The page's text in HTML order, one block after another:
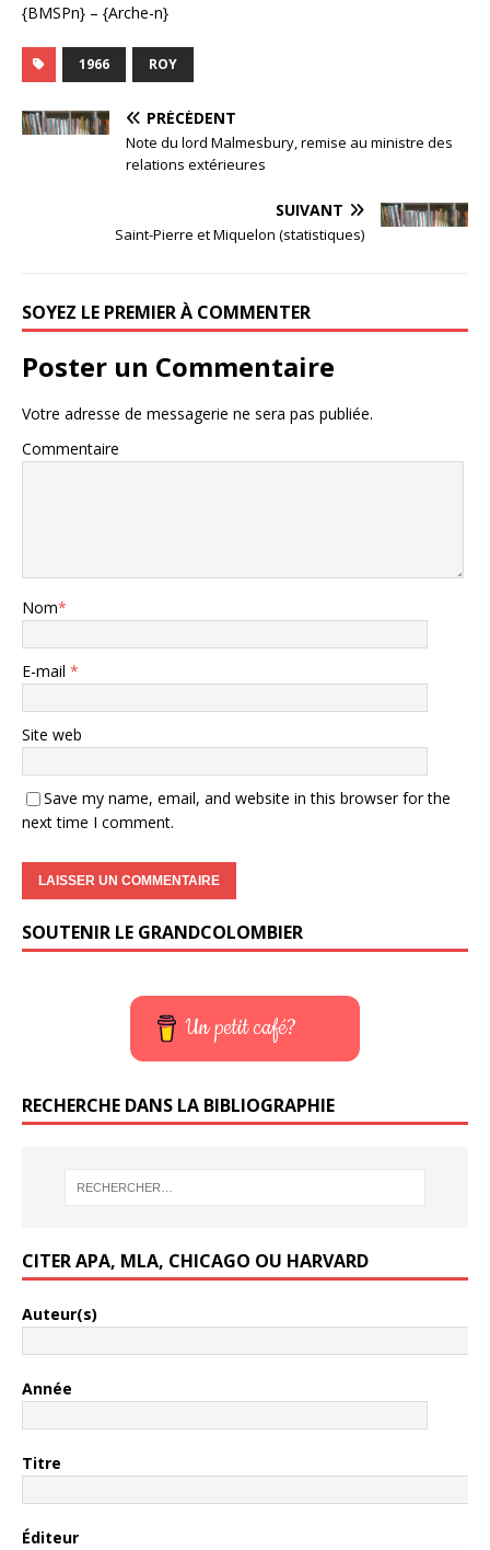
{BMSPn} – {Arche-n}
1966 ROY
PRÉCÉDENT
Note du lord Malmesbury, remise au ministre des
relations extérieures
SUIVANT
Saint-Pierre et Miquelon (statistiques)
SOYEZ LE PREMIER À COMMENTER
Poster un Commentaire
Votre adresse de messagerie ne sera pas publiée.
Commentaire
Nom*
E-mail *
Site web
Save my name, email, and website in this browser for the
next time I comment.
SOUTENIR LE GRANDCOLOMBIER
Un petit café?
RECHERCHE DANS LA BIBLIOGRAPHIE
CITER APA, MLA, CHICAGO OU HARVARD
Auteur(s)
Année
Titre
Éditeur